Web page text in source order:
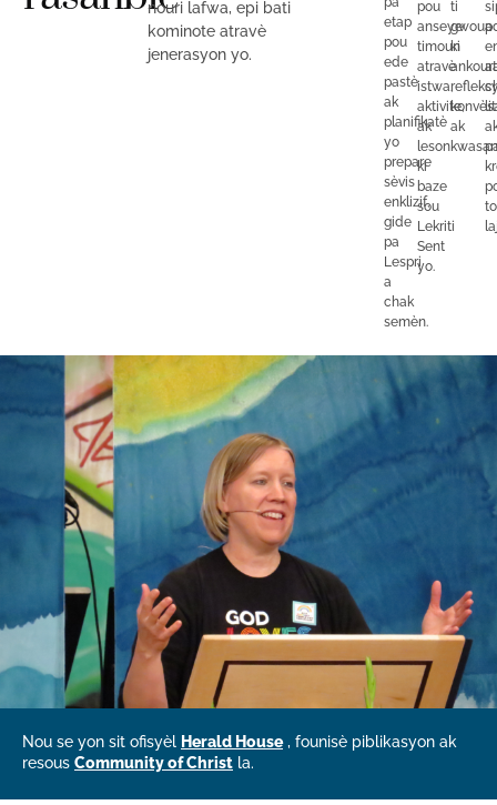
nouri lafwa, epi bati
kominote atravè
jenerasyon yo.
etap
pou
ede
pastè
ak
planifikatè
yo
prepare
sèvis
enklizif,
gide
pa
Lespri
a
chak
semèn.
pou
anseye
timoun
atravè
istwa,
aktivite,
ak
leson
ki
baze
sou
Lekriti
Sent
yo.
ti
gwoup
ki
ak
Nou se yon sit ofisyèl Herald House, founisè piblikasyon ak
resous Community of Christ la.